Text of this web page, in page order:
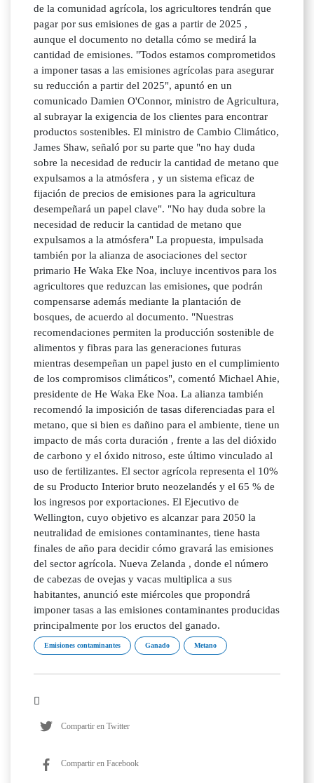
de la comunidad agrícola, los agricultores tendrán que
pagar por sus emisiones de gas a partir de 2025 ,
aunque el documento no detalla cómo se medirá la
cantidad de emisiones. "Todos estamos comprometidos
a imponer tasas a las emisiones agrícolas para asegurar
su reducción a partir del 2025", apuntó en un
comunicado Damien O'Connor, ministro de Agricultura,
al subrayar la exigencia de los clientes para encontrar
productos sostenibles. El ministro de Cambio Climático,
James Shaw, señaló por su parte que "no hay duda
sobre la necesidad de reducir la cantidad de metano que
expulsamos a la atmósfera , y un sistema eficaz de
fijación de precios de emisiones para la agricultura
desempeñará un papel clave". "No hay duda sobre la
necesidad de reducir la cantidad de metano que
expulsamos a la atmósfera" La propuesta, impulsada
también por la alianza de asociaciones del sector
primario He Waka Eke Noa, incluye incentivos para los
agricultores que reduzcan las emisiones, que podrán
compensarse además mediante la plantación de
bosques, de acuerdo al documento. "Nuestras
recomendaciones permiten la producción sostenible de
alimentos y fibras para las generaciones futuras
mientras desempeñan un papel justo en el cumplimiento
de los compromisos climáticos", comentó Michael Ahie,
presidente de He Waka Eke Noa. La alianza también
recomendó la imposición de tasas diferenciadas para el
metano, que si bien es dañino para el ambiente, tiene un
impacto de más corta duración , frente a las del dióxido
de carbono y el óxido nitroso, este último vinculado al
uso de fertilizantes. El sector agrícola representa el 10%
de su Producto Interior bruto neozelandés y el 65 % de
los ingresos por exportaciones. El Ejecutivo de
Wellington, cuyo objetivo es alcanzar para 2050 la
neutralidad de emisiones contaminantes, tiene hasta
finales de año para decidir cómo gravará las emisiones
del sector agrícola. Nueva Zelanda , donde el número
de cabezas de ovejas y vacas multiplica a sus
habitantes, anunció este miércoles que propondrá
imponer tasas a las emisiones contaminantes producidas
principalmente por los eructos del ganado.
Emisiones contaminantes Ganado Metano
Compartir en Twitter
Compartir en Facebook